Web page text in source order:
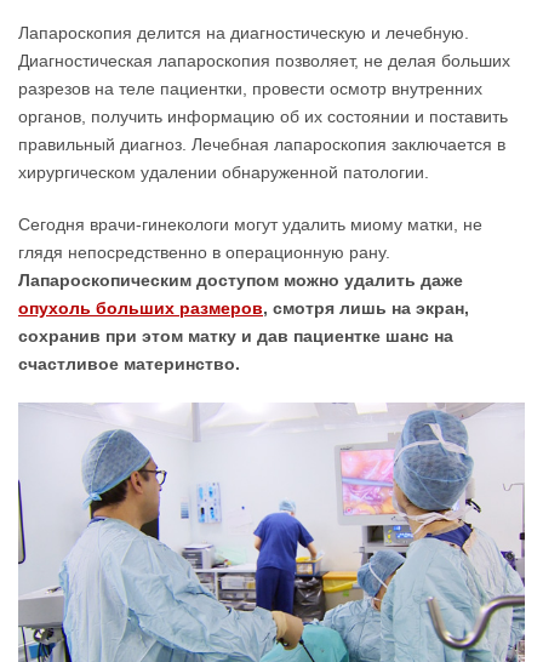
Лапароскопия делится на диагностическую и лечебную.
Диагностическая лапароскопия позволяет, не делая больших
разрезов на теле пациентки, провести осмотр внутренних
органов, получить информацию об их состоянии и поставить
правильный диагноз. Лечебная лапароскопия заключается в
хирургическом удалении обнаруженной патологии.
Сегодня врачи-гинекологи могут удалить миому матки, не
глядя непосредственно в операционную рану.
Лапароскопическим доступом можно удалить даже
опухоль больших размеров, смотря лишь на экран,
сохранив при этом матку и дав пациентке шанс на
счастливое материнство.